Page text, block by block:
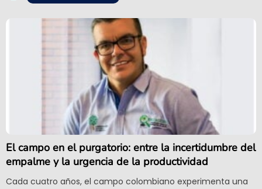
El campo en el purgatorio: entre la incertidumbre del
empalme y la urgencia de la productividad
Cada cuatro años, el campo colombiano experimenta una